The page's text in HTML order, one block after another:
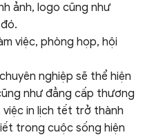
ảnh, logo cũng như
việc, phòng họp, hội
nghiệp sẽ thể hiện
như đẳng cấp thương
việc in lịch tết trở thành
trong cuộc sống hiện